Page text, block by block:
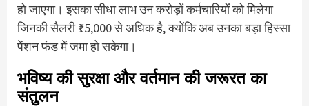
हो जाएगा। इसका सीधा लाभ उन करोड़ों कर्मचारियों को मिलेगा
जिनकी सैलरी ₹15,000 से अधिक है, क्योंकि अब उनका बड़ा हिस्सा
पेंशन फंड में जमा हो सकेगा।
भविष्य की सुरक्षा और वर्तमान की जरूरत का
संतुलन